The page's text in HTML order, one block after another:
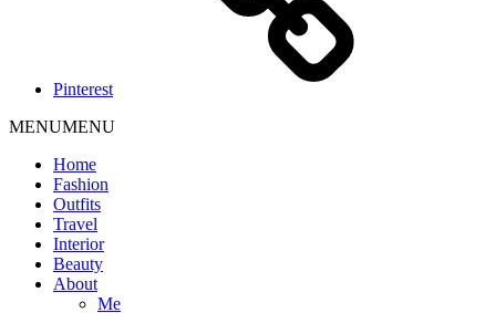
Pinterest
MENUMENU
Home
Fashion
Outfits
Travel
Interior
Beauty
About
Me